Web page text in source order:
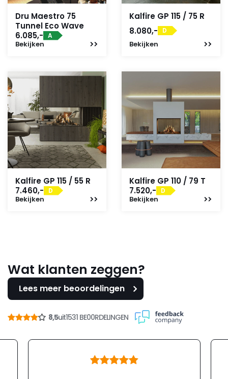
Dru Maestro 75
Tunnel Eco Wave
6.085,- A
Bekijken
Kalfire GP 115 / 75 R
8.080,-
D
Bekijken
Kalfire GP 115 / 55 R
7.460,-
D
Bekijken
Kalfire GP 110 / 79 T
7.520,-
D
Bekijken
Wat klanten zeggen?
Lees meer beoordelingen
8,5uit1531 BE00RDELINGEN